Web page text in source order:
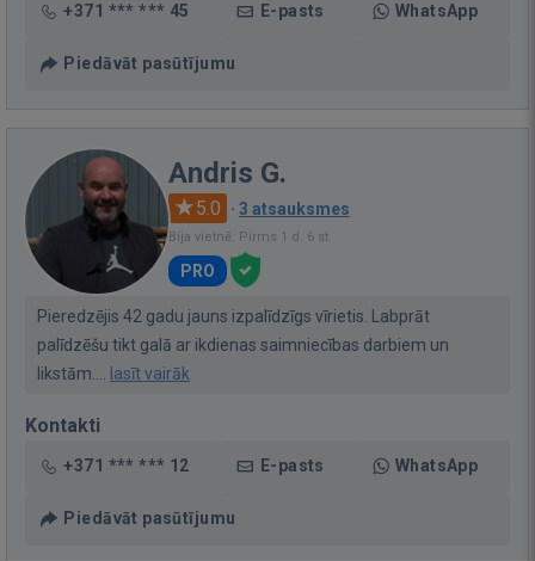
+371 *** *** 45 E-pasts WhatsApp
Piedāvāt pasūtījumu
Andris G.
5.0 · 3 atsauksmes
Bija vietnē: Pirms 1 d. 6 st.
PRO
Pieredzējis 42 gadu jauns izpalīdzīgs vīrietis. Labprāt
palīdzēšu tikt galā ar ikdienas saimniecības darbiem un
likstām....
lasīt vairāk
Kontakti
+371 *** *** 12 E-pasts WhatsApp
Piedāvāt pasūtījumu